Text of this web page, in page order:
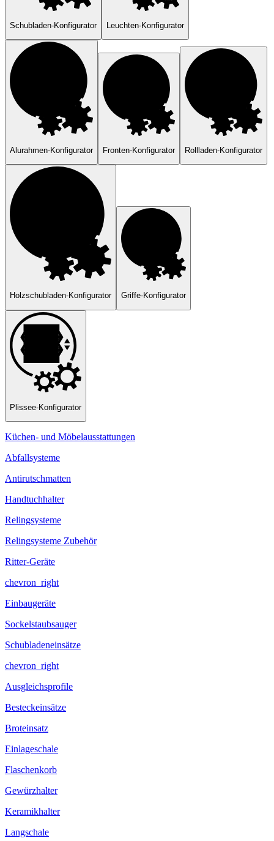
Schubladen-Konfigurator Leuchten-Konfigurator
Alurahmen-Konfigurator Fronten-Konfigurator Rollladen-Konfigurator
Holzschubladen-Konfigurator Griffe-Konfigurator
Plissee-Konfigurator
Küchen- und Möbelausstattungen
Abfallsysteme
Antirutschmatten
Handtuchhalter
Relingsysteme
Relingsysteme Zubehör
Ritter-Geräte
chevron_right
Einbaugeräte
Sockelstaubsauger
Schubladeneinsätze
chevron_right
Ausgleichsprofile
Besteckeinsätze
Broteinsatz
Einlageschale
Flaschenkorb
Gewürzhalter
Keramikhalter
Langschale